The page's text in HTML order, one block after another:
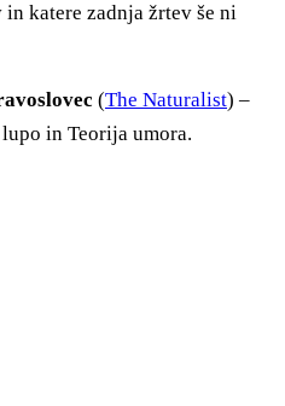
katere zadnja žrtev še ni
(The Naturalist) –
in Teorija umora.